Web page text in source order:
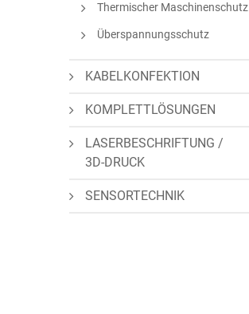
Thermischer Maschinenschutz
Überspannungsschutz
KABELKONFEKTION
KOMPLETTLÖSUNGEN
LASERBESCHRIFTUNG /
3D-DRUCK
SENSORTECHNIK